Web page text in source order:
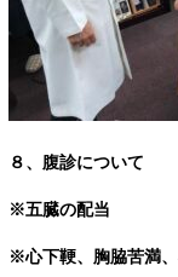
８、腹診について
※五臓の配当
※心下鞕、胸脇苦満